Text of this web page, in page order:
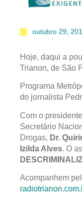
outubro 29,
Hoje, daqui a
Trianon, de São
Programa
do jornalista
Com o
Secretário
Drogas, Dr.
Izilda Alves. O
Acompanhem